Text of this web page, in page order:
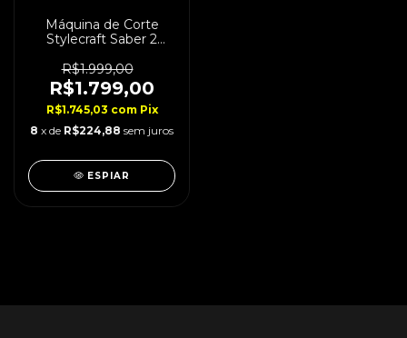
Máquina de Corte
Stylecraft Saber 2
R$1.999,00
R$1.799,00
R$1.745,03 com Pix
8 x de R$224,88 sem juros
ESPIAR